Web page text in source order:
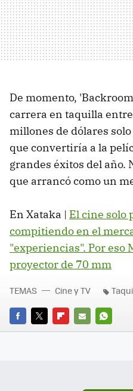
De momento,
carrera en taquilla
millones de dólares
que convertiría a la
grandes éxitos del año.
que arrancó como un
En Xataka | El cine solo
compitiendo en el
"experiencias". Por eso
proyector de 70 mm
FACEBOOK
TWITTERFLIPBOARD
E-
TEMAS Cine y TV